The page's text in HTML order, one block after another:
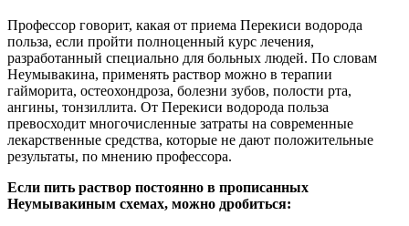
Профессор говорит, какая от приема Перекиси водорода
польза, если пройти полноценный курс лечения,
разработанный специально для больных людей. По словам
Неумывакина, применять раствор можно в терапии
гайморита, остеохондроза, болезни зубов, полости рта,
ангины, тонзиллита. От Перекиси водорода польза
превосходит многочисленные затраты на современные
лекарственные средства, которые не дают положительные
результаты, по мнению профессора.
Если пить раствор постоянно в прописанных
Неумывакиным схемах, можно дробиться: